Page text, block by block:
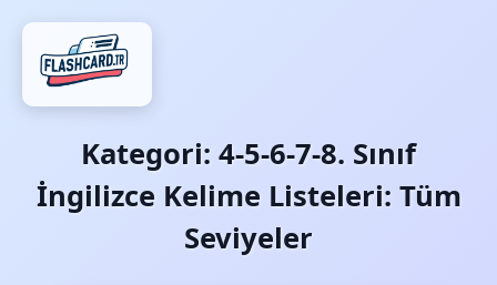
Kategori: 4-5-6-7-8. Sınıf
İngilizce Kelime Listeleri: Tüm
Seviyeler